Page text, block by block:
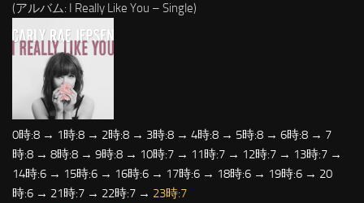
(アルバム: I Really Like You – Single)
0時:8 → 1時:8 → 2時:8 → 3時:8 → 4時:8 → 5時:8 → 6時:8 → 7
時:8 → 8時:8 → 9時:8 → 10時:7 → 11時:7 → 12時:7 → 13時:7 →
14時:6 → 15時:6 → 16時:6 → 17時:6 → 18時:6 → 19時:6 → 20
時:6 → 21時:7 → 22時:7 → 23時:7